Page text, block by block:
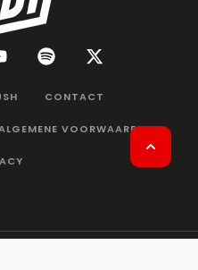
CONTACT
VOORWAARDEN